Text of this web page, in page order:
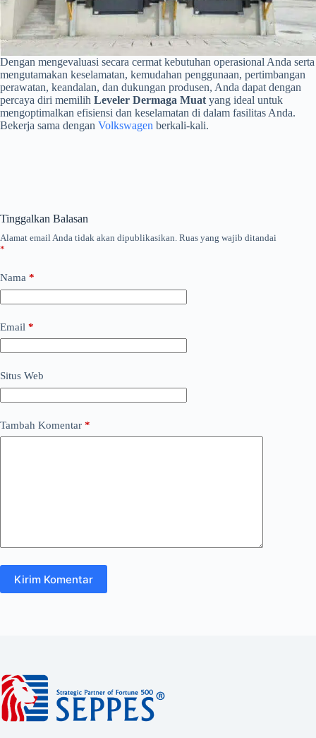
Dengan mengevaluasi secara cermat kebutuhan operasional Anda serta
mengutamakan keselamatan, kemudahan penggunaan, pertimbangan
perawatan, keandalan, dan dukungan produsen, Anda dapat dengan
percaya diri memilih Leveler Dermaga Muat yang ideal untuk
mengoptimalkan efisiensi dan keselamatan di dalam fasilitas Anda.
Bekerja sama dengan Volkswagen berkali-kali.
Tinggalkan Balasan
Alamat email Anda tidak akan dipublikasikan. Ruas yang wajib ditandai
*
Nama *
Email *
Situs Web
Tambah Komentar *
Kirim Komentar